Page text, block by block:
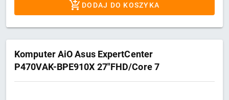
DODAJ DO KOSZYKA
Komputer AiO Asus ExpertCenter
P470VAK-BPE910X 27"FHD/Core 7
240H/16GB/SSD512GB/Intel/W11 PRO